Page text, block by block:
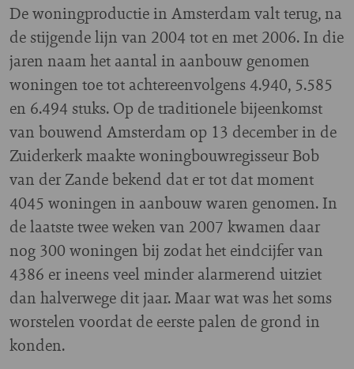
De woningproductie in Amsterdam valt terug, na
de stijgende lijn van 2004 tot en met 2006. In die
jaren naam het aantal in aanbouw genomen
woningen toe tot achtereenvolgens 4.940, 5.585
en 6.494 stuks. Op de traditionele bijeenkomst
van bouwend Amsterdam op 13 december in de
Zuiderkerk maakte woningbouwregisseur Bob
van der Zande bekend dat er tot dat moment
4045 woningen in aanbouw waren genomen. In
de laatste twee weken van 2007 kwamen daar
nog 300 woningen bij zodat het eindcijfer van
4386 er ineens veel minder alarmerend uitziet
dan halverwege dit jaar. Maar wat was het soms
worstelen voordat de eerste palen de grond in
konden.